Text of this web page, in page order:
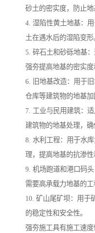
砂土的密实度，防止地
4. 湿陷性黄土地基：
土在遇水后的湿陷变形
5. 碎石土和砂砾地基
强夯提高地基的密实度
6. 旧地基改造：用于
仓库等建筑物的地基加
7. 工业与民用建筑：
建筑物的地基处理，确
8. 水利工程：用于水
理，提高地基的抗渗性
9. 机场跑道和港口码
需要高承载力地基的工
10. 矿山尾矿坝：用于
的稳定性和安全性。
强夯施工具有施工速